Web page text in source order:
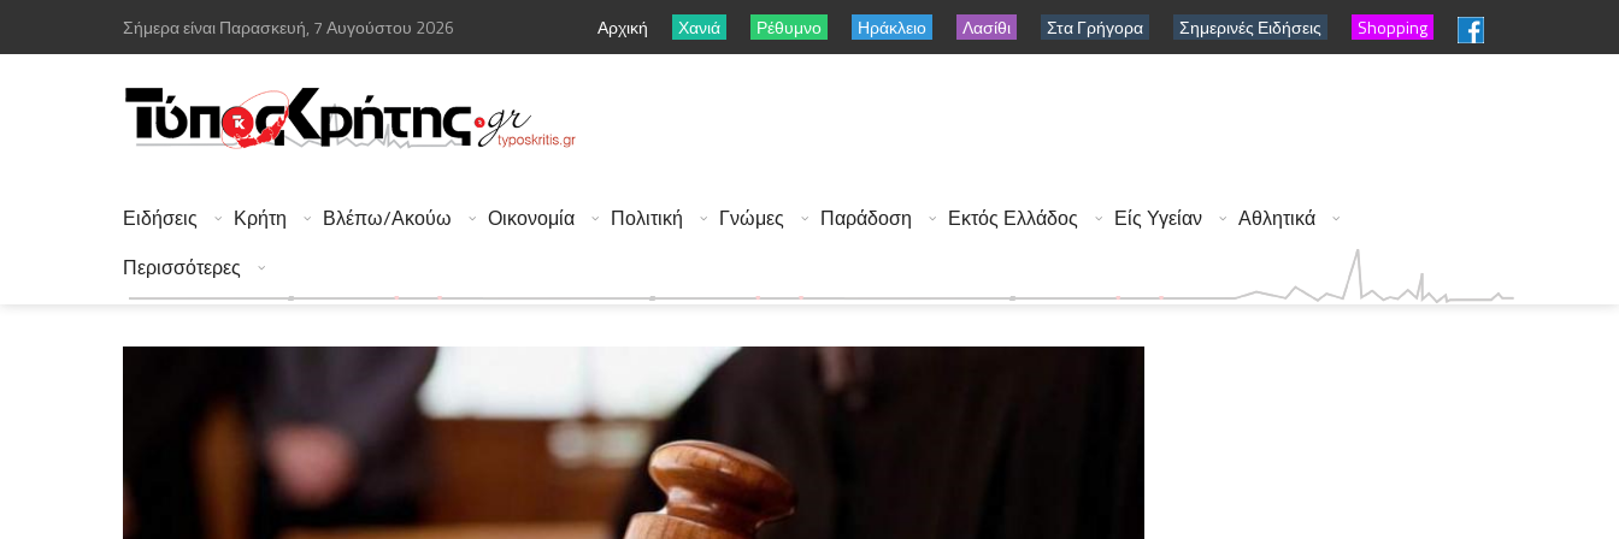
Σήμερα είναι Παρασκευή, 7 Αυγούστου 2026 Αρχική Χανιά Ρέθυμνο Ηράκλειο Λασίθι Στα Γρήγορα Σημερινές Ειδήσεις Shopping
Ειδήσεις Κρήτη Βλέπω/Ακούω Οικονομία Πολιτική Γνώμες Παράδοση Εκτός Ελλάδος Είς Υγείαν
Αθλητικά
Περισσότερες